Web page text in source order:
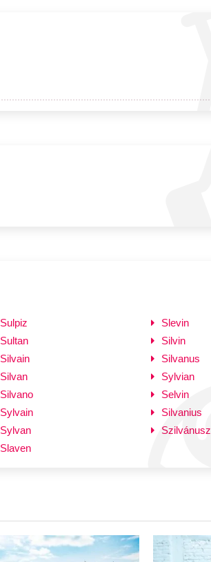
Sulpiz
Sultan
Silvain
Silvan
Silvano
Sylvain
Sylvan
Slaven
Slevin
Silvin
Silvanus
Sylvian
Selvin
Silvanius
Szilvánusz